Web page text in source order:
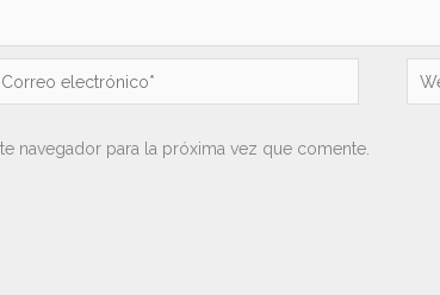
navegador para la próxima vez que comente.